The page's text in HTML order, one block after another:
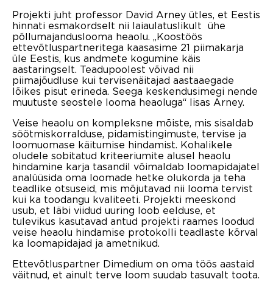
Projekti juht professor David Arney ütles, et Eestis
hinnati esmakordselt nii laiaulatuslikult ühe
põllumajanduslooma heaolu. „Koostöös
ettevõtluspartneritega kaasasime 21 piimakarja
üle Eestis, kus andmete kogumine käis
aastaringselt. Teadupoolest võivad nii
piimajõudluse kui tervisenäitajad aastaaegade
lõikes pisut erineda. Seega keskendusimegi nende
muutuste seostele looma heaoluga“ lisas Arney.
Veise heaolu on kompleksne mõiste, mis sisaldab
söötmiskorralduse, pidamistingimuste, tervise ja
loomuomase käitumise hindamist. Kohalikele
oludele sobitatud kriteeriumite alusel heaolu
hindamine karja tasandil võimaldab loomapidajatel
analüüsida oma loomade hetke olukorda ja teha
teadlike otsuseid, mis mõjutavad nii looma tervist
kui ka toodangu kvaliteeti. Projekti meeskond
usub, et läbi viidud uuring loob eelduse, et
tulevikus kasutavad antud projekti raames loodud
veise heaolu hindamise protokolli teadlaste kõrval
ka loomapidajad ja ametnikud.
Ettevõtluspartner Dimedium on oma töös aastaid
väitnud, et ainult terve loom suudab tasuvalt toota.